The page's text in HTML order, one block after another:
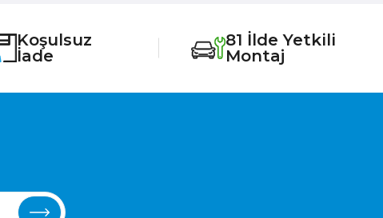
Koşulsuz
İade
81 İlde Yetkili
Montaj